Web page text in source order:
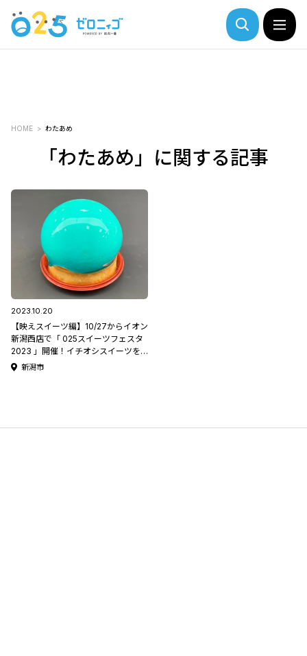
HOME わたあめ
「わたあめ」に関する記事
2023.10.20
【映えスイーツ編】10/27からイオン
新潟西店で「 025スイーツフェスタ
2023 」開催！イチオシスイーツを
ご紹介します♪
新潟市